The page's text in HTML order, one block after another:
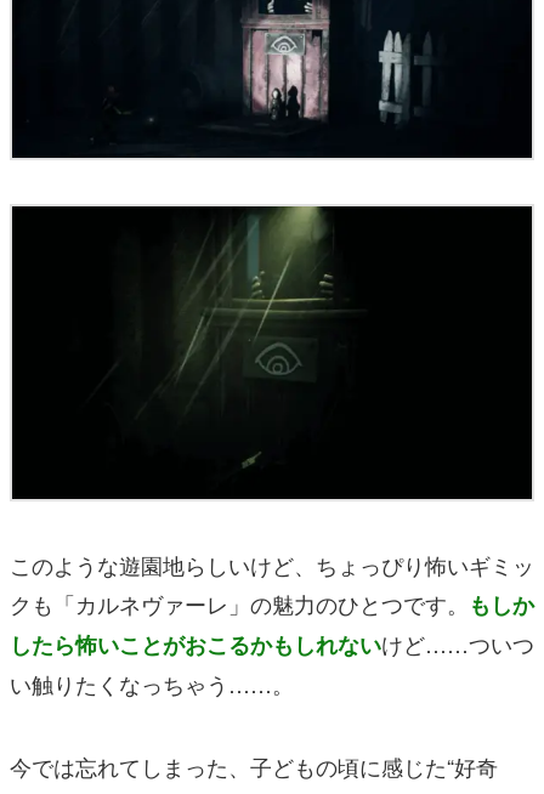
このような遊園地らしいけど、ちょっぴり怖いギミッ
クも「カルネヴァーレ」の魅力のひとつです。 もしか
したら怖いことがおこるかもしれないけど……ついつ
い触りたくなっちゃう……。
今では忘れてしまった、子どもの頃に感じた“好奇